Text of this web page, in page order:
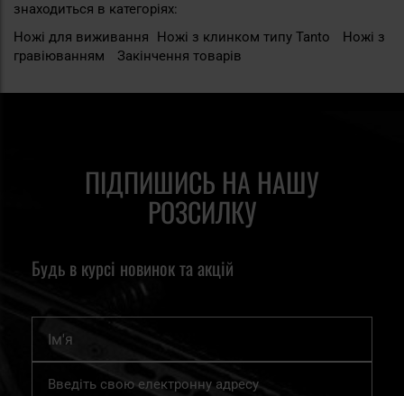
знаходиться в категоріях:
Ножі для виживання
Ножі з клинком типу Tanto
Ножі з
гравіюванням
Закінчення товарів
ПІДПИШИСЬ НА НАШУ
РОЗСИЛКУ
Будь в курсі новинок та акцій
Підпишіться